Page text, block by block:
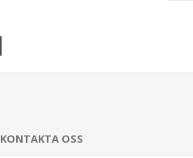
KONTAKTA OSS